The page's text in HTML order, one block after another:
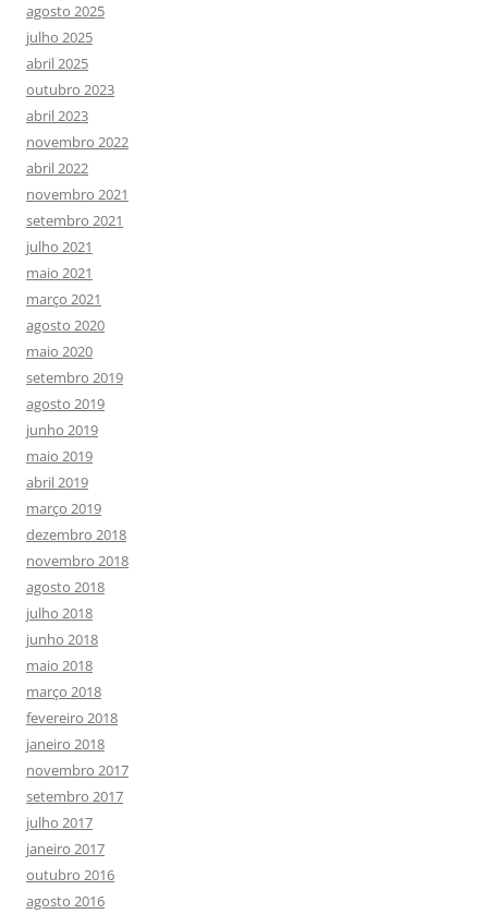
agosto 2025
julho 2025
abril 2025
outubro 2023
abril 2023
novembro 2022
abril 2022
novembro 2021
setembro 2021
julho 2021
maio 2021
março 2021
agosto 2020
maio 2020
setembro 2019
agosto 2019
junho 2019
maio 2019
abril 2019
março 2019
dezembro 2018
novembro 2018
agosto 2018
julho 2018
junho 2018
maio 2018
março 2018
fevereiro 2018
janeiro 2018
novembro 2017
setembro 2017
julho 2017
janeiro 2017
outubro 2016
agosto 2016